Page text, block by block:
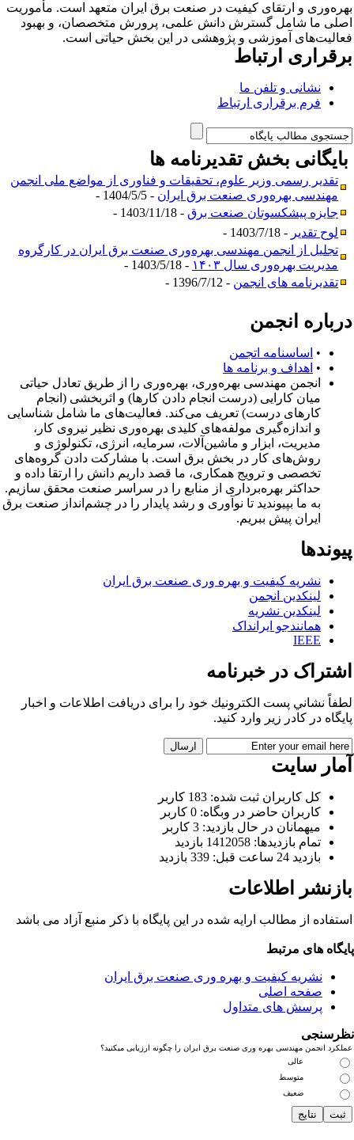
و ارتقای کیفیت در صنعت برق ایران متعهد است. مأموریت
ما شامل گسترش دانش علمی، پرورش متخصصان، و بهبود
آموزشی و پژوهشی در این بخش حیاتی است.
ارتباط
نشانی و تلفن ما
فرم برقراری ارتباط
بخش تقدیرنامه ها
تقدیر رسمی وزیر علوم، تحقیقات و فناوری از مواضع ملی انجمن
مهندسی بهره‌وری صنعت برق ایران - 1404/5/5 -
جایزه پیشکسوتان صنعت برق - 1403/11/18 -
لوح تقدیر- 1403/7/18 -
تجلیل از انجمن مهندسی بهره‌وری صنعت برق ایران در کارگروه
مدیریت بهره‌وری سال ۱۴۰۳
- 1403/5/18 -
تقدیرنامه های انجمن- 1396/7/12 -
انجمن
•
اساسنامه اتجمن
•
اهداف و برنامه ها
انجمن مهندسی بهره‌وری، بهره‌وری را از طریق تعادل حیاتی
میان کارایی (درست انجام دادن کارها) و اثربخشی (انجام
کارهای درست) تعریف می‌کند. فعالیت‌های ما شامل شناسایی
و اندازه‌گیری مولفه‌های کلیدی بهره‌وری نظیر نیروی کار،
مدیریت، ابزار و ماشین‌آلات، سرمایه، انرژی، تکنولوژی و
روش‌های کار در بخش برق است. با مشارکت دادن گروه‌های
تخصصی و ترویج همکاری، ما قصد داریم دانش را ارتقا داده و
حداکثر بهره‌برداری از منابع را در سراسر صنعت محقق سازیم.
به ما بپیوندید تا نوآوری و رشد پایدار را در چشم‌انداز صنعت برق
ایران پیش ببریم.
نشریه کیفیت و بهره وری صنعت برق ایران
لینکدین انجمن
لینکدین نشریه
همانندجو ایرانداک
IEEE
در خبرنامه
نشاني پست الكترونيك خود را برای دريافت اطلاعات و اخبار
در كادر زير وارد كنيد.
سایت
كل کاربران ثبت شده: 183 کاربر
کاربران حاضر در وبگاه: 0 کاربر
ميهمانان در حال بازديد: 3 کاربر
تمام بازديد‌ها: 1412058 بازدید
بازديد 24 ساعت قبل: 339 بازدید
اطلاعات
از مطالب ارایه شده در این پایگاه با ذکر منبع آزاد می باشد
های مرتبط
نشریه کیفیت و بهره وری صنعت برق ایران
صفحه اصلی
پرسش های متداول
انجمن مهندسی بهره وری صنعت برق ایران را چگونه ارزیابی میکنید؟
عالی
متوسط
ضعیف